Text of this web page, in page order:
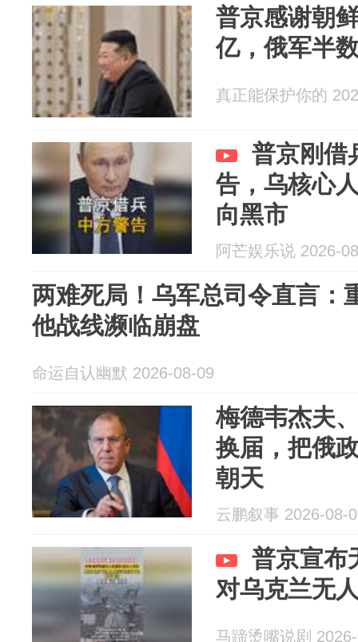
普京感谢朝
亿，俄军半
真正能保护你的
普京刚借
告，乌核心
向黑市
阿芒娱乐说 2026-
两难死局！乌军总司令直言：
他战线濒临崩盘
命运自认幽默 2026-08-09
梅德韦杰夫
换届，把俄
朝天
云鹏叙事 2026-08-
普京宣布
对乌克兰无
马蹄烫嘴说剧